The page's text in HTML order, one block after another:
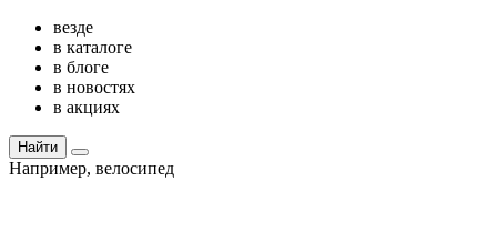
везде
в каталоге
в блоге
в новостях
в акциях
Найти
Например, велосипед